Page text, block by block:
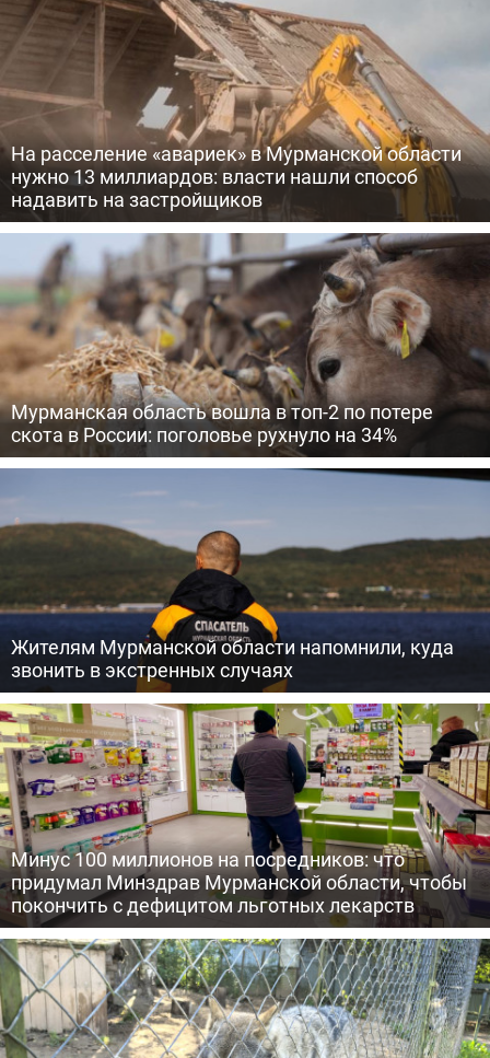
На расселение «авариек» в Мурманской области
нужно 13 миллиардов: власти нашли способ
надавить на застройщиков
Мурманская область вошла в топ-2 по потере
скота в России: поголовье рухнуло на 34%
Жителям Мурманской области напомнили, куда
звонить в экстренных случаях
Минус 100 миллионов на посредников: что
придумал Минздрав Мурманской области, чтобы
покончить с дефицитом льготных лекарств